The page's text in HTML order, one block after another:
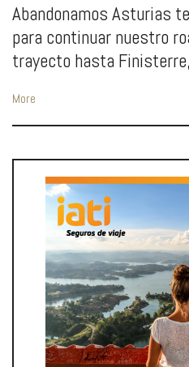
Abandonamos Asturias
para continuar nuestro
trayecto hasta
More